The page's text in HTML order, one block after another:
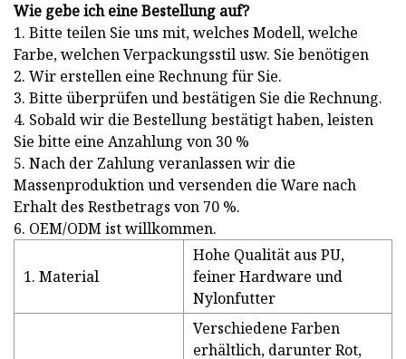
Wie gebe ich eine Bestellung auf?
1. Bitte teilen Sie uns mit, welches Modell, welche
Farbe, welchen Verpackungsstil usw. Sie benötigen
2. Wir erstellen eine Rechnung für Sie.
3. Bitte überprüfen und bestätigen Sie die Rechnung.
4. Sobald wir die Bestellung bestätigt haben, leisten
Sie bitte eine Anzahlung von 30 %
5. Nach der Zahlung veranlassen wir die
Massenproduktion und versenden die Ware nach
Erhalt des Restbetrags von 70 %.
6. OEM/ODM ist willkommen.
1. Material
Hohe Qualität aus PU,
feiner Hardware und
Nylonfutter
Verschiedene Farben
erhältlich, darunter Rot,